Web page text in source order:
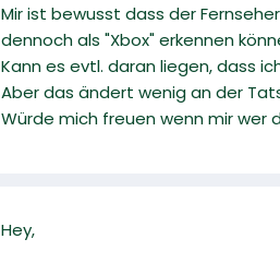
Mir ist bewusst dass der
dennoch als "Xbox" erkennen
Kann es evtl. daran liegen, dass
Aber das ändert wenig an der
Würde mich freuen wenn mir wer
Hey,